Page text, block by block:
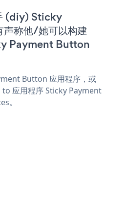
(diy) Sticky
称他/她可以构建
Payment Button
Button 应用程序，或
应用程序 Sticky Payment
。